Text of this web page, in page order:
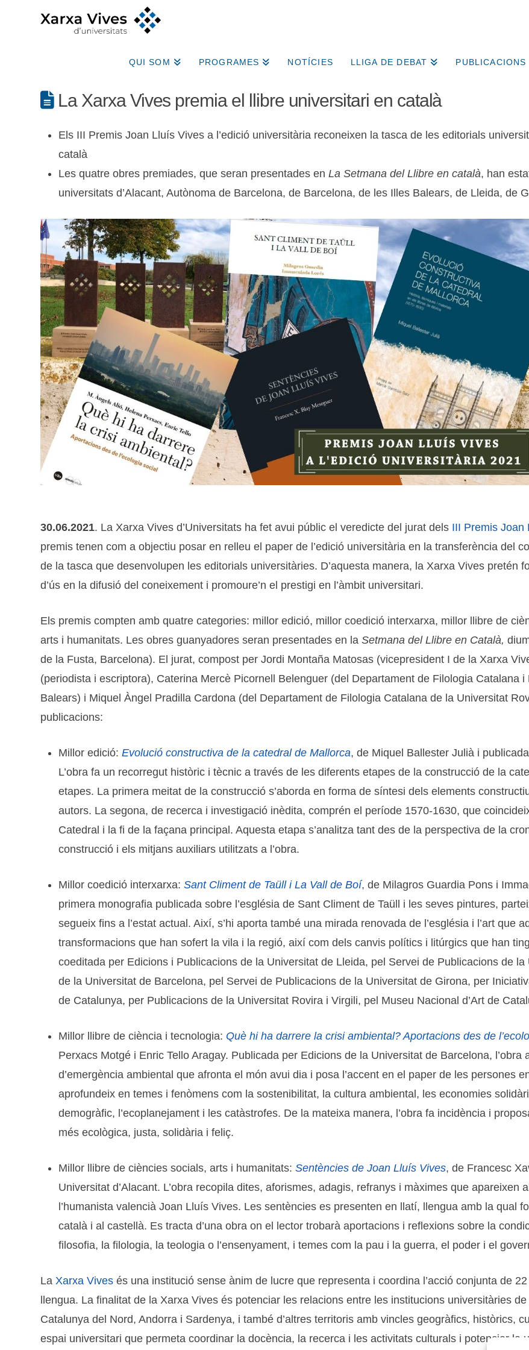
QUI SOM PROGRAMES NOTÍCIES LLIGA DE DEBAT PUBLICACIONS
La Xarxa Vives premia el llibre universitari en català
Els III Premis Joan Lluís Vives a l’edició universitària reconeixen la tasca de les editorials
català
Les quatre obres premiades, que seran presentades en La Setmana del Llibre en català, han
universitats d’Alacant, Autònoma de Barcelona, de Barcelona, de les Illes Balears, de Lleida, de
30.06.2021. La Xarxa Vives d’Universitats ha fet avui públic el veredicte del jurat dels III Premis Joan
premis tenen com a objectiu posar en relleu el paper de l’edició universitària en la transferència del
de la tasca que desenvolupen les editorials universitàries. D’aquesta manera, la Xarxa Vives pretén
d’ús en la difusió del coneixement i promoure’n el prestigi en l’àmbit universitari.
Els premis compten amb quatre categories: millor edició, millor coedició interxarxa, millor llibre de
arts i humanitats. Les obres guanyadores seran presentades en laSetmana del Llibre en Català,
de la Fusta, Barcelona). El jurat, compost per Jordi Montaña Matosas (vicepresident I de la Xarxa
(periodista i escriptora), Caterina Mercè Picornell Belenguer (del Departament de Filologia Catalana
Balears) i Miquel Àngel Pradilla Cardona (del Departament de Filologia Catalana de la Universitat
publicacions:
Millor edició: Evolució constructiva de la catedral de Mallorca, de Miquel Ballester Julià i
L’obra fa un recorregut històric i tècnic a través de les diferents etapes de la construcció de la
etapes. La primera meitat de la construcció s’aborda en forma de síntesi dels elements
autors. La segona, de recerca i investigació inèdita, comprén el període 1570-1630, que
Catedral i la fi de la façana principal. Aquesta etapa s’analitza tant des de la perspectiva de la
construcció i els mitjans auxiliars utilitzats a l’obra.
Millor coedició interxarxa: Sant Climent de Taüll i La Vall de Boí, de Milagros Guardia Pons i
primera monografia publicada sobre l’església de Sant Climent de Taüll i les seves pintures,
segueix fins a l’estat actual. Així, s’hi aporta també una mirada renovada de l’església i l’art que
transformacions que han sofert la vila i la regió, així com dels canvis polítics i litúrgics que han
coeditada per Edicions i Publicacions de la Universitat de Lleida, pel Servei de Publicacions de
de la Universitat de Barcelona, pel Servei de Publicacions de la Universitat de Girona, per
de Catalunya, per Publicacions de la Universitat Rovira i Virgili, pel Museu Nacional d’Art de
Millor llibre de ciència i tecnologia: Què hi ha darrere la crisi ambiental? Aportacions des de
Perxacs Motgé i Enric Tello Aragay. Publicada per Edicions de la Universitat de Barcelona,
d’emergència ambiental que afronta el món avui dia i posa l’accent en el paper de les persones
aprofundeix en temes i fenòmens com la sostenibilitat, la cultura ambiental, les economies
demogràfic, l’ecoplanejament i les catàstrofes. De la mateixa manera, l’obra fa incidència i
més ecològica, justa, solidària i feliç.
Millor llibre de ciències socials, arts i humanitats: Sentències de Joan Lluís Vives, de Francesc
Universitat d’Alacant. L’obra recopila dites, aforismes, adagis, refranys i màximes que
l’humanista valencià Joan Lluís Vives. Les sentències es presenten en llatí, llengua amb la qual
català i al castellà. Es tracta d’una obra on el lector trobarà aportacions i reflexions sobre la
filosofia, la filologia, la teologia o l’ensenyament, i temes com la pau i la guerra, el poder i el
La Xarxa Vives és una institució sense ànim de lucre que representa i coordina l’acció conjunta de
llengua. La finalitat de la Xarxa Vives és potenciar les relacions entre les institucions universitàries
Catalunya del Nord, Andorra i Sardenya, i també d’altres territoris amb vincles geogràfics, històrics,
espai universitari que permeta coordinar la docència, la recerca i les activitats culturals i potenciar la